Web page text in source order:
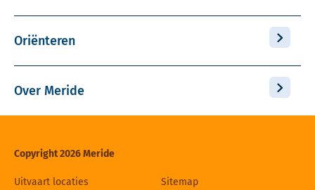
Oriënteren
Over Meride
Copyright 2026 Meride
Uitvaart locaties Sitemap